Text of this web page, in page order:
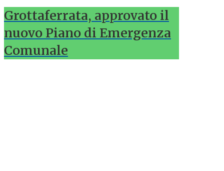
Grottaferrata, approvato il
nuovo Piano di Emergenza
Comunale